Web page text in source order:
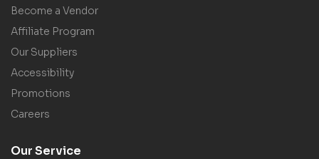
Become a Vendor
Affiliate Program
Our Suppliers
Accessibility
Promotions
Careers
Our Service